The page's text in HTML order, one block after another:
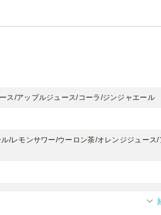
ス/アップルジュース/コーラ/ジンジャエール
/レモンサワー/ウーロン茶/オレンジジュース/